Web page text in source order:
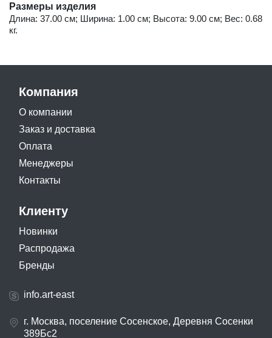
Размеры изделия
Длина: 37.00 см; Ширина: 1.00 см; Высота: 9.00 см; Вес: 0.68
кг.
Компания
О компании
Заказ и доставка
Оплата
Менеджеры
Контакты
Клиенту
Новинки
Распродажа
Бренды
info.art-east
г. Москва, поселение Сосенское, Деревня Сосенки
389Бс2